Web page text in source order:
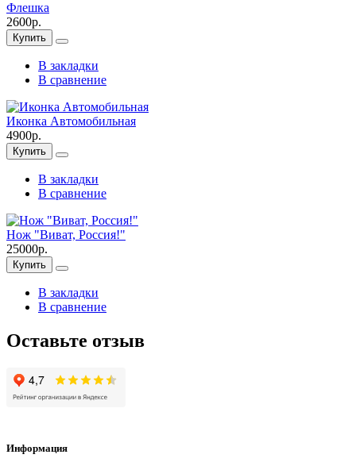
Флешка
2600р.
Купить
В закладки
В сравнение
Иконка Автомобильная
4900р.
Купить
В закладки
В сравнение
Нож "Виват, Россия!"
25000р.
Купить
В закладки
В сравнение
Оставьте отзыв
Информация